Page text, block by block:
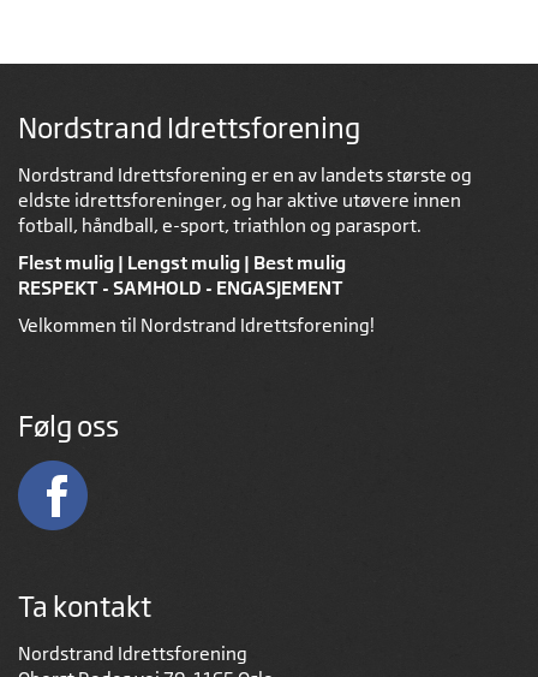
Nordstrand Idrettsforening
Nordstrand Idrettsforening er en av landets største og
eldste idrettsforeninger, og har aktive utøvere innen
fotball, håndball, e-sport, triathlon og parasport.
Flest mulig | Lengst mulig | Best mulig
RESPEKT - SAMHOLD - ENGASJEMENT
Velkommen til Nordstrand Idrettsforening!
Følg oss
Ta kontakt
Nordstrand Idrettsforening